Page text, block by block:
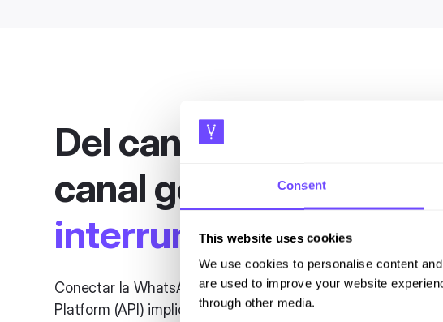
Consent
This website uses cookies
We use cookies to personalise content
are used to improve your website
through other media.
Del canal invisible al
canal gestionado.
interrumpir al equipo
Conectar la WhatsApp Business App a la WhatsApp
Platform (API) implicaba dejar al gestor o comercial sin